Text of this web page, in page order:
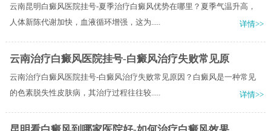
云南昆明白癜风医院挂号-夏季治疗白癜风优势在哪里？夏季气温升高，
人体新陈代谢加快，血液循环增强，这为.....
详情>>
云南治疗白癜风医院挂号-白癜风治疗失败常见原
云南治疗白癜风医院挂号-白癜风治疗失败常见原因？白癜风是一种常见
的色素脱失性皮肤病，其治疗过程往往较.....
详情>>